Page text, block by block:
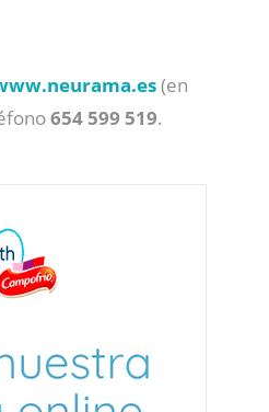
(en
654 599 519.